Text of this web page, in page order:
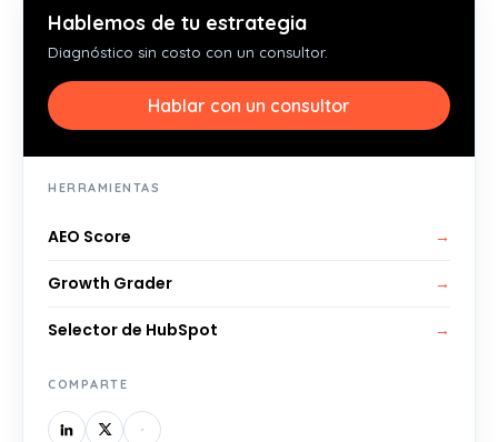
Hablemos de tu estrategia
Diagnóstico sin costo con un consultor.
Hablar con un consultor
HERRAMIENTAS
AEO Score →
Growth Grader →
Selector de HubSpot →
COMPARTE